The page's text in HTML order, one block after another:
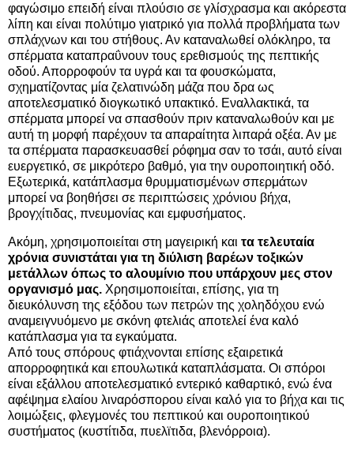
φαγώσιμο επειδή είναι πλούσιο σε γλίσχρασμα και ακόρεστα
λίπη και είναι πολύτιμο γιατρικό για πολλά προβλήματα των
σπλάχνων και του στήθους. Αν καταναλωθεί ολόκληρο, τα
σπέρματα καταπραΰνουν τους ερεθισμούς της πεπτικής
οδού. Απορροφούν τα υγρά και τα φουσκώματα,
σχηματίζοντας μία ζελατινώδη μάζα που δρα ως
αποτελεσματικό διογκωτικό υπακτικό. Εναλλακτικά, τα
σπέρματα μπορεί να σπασθούν πριν καταναλωθούν και με
αυτή τη μορφή παρέχουν τα απαραίτητα λιπαρά οξέα. Αν με
τα σπέρματα παρασκευασθεί ρόφημα σαν το τσάι, αυτό είναι
ευεργετικό, σε μικρότερο βαθμό, για την ουροποιητική οδό.
Εξωτερικά, κατάπλασμα θρυμματισμένων σπερμάτων
μπορεί να βοηθήσει σε περιπτώσεις χρόνιου βήχα,
βρογχίτιδας, πνευμονίας και εμφυσήματος.
Ακόμη, χρησιμοποιείται στη μαγειρική και τα τελευταία
χρόνια συνιστάται για τη διύλιση βαρέων τοξικών
μετάλλων όπως το αλουμίνιο που υπάρχουν μες στον
οργανισμό μας. Χρησιμοποιείται, επίσης, για τη
διευκόλυνση της εξόδου των πετρών της χοληδόχου ενώ
αναμειγνυόμενο με σκόνη φτελιάς αποτελεί ένα καλό
κατάπλασμα για τα εγκαύματα.
Από τους σπόρους φτιάχνονται επίσης εξαιρετικά
απορροφητικά και επουλωτικά καταπλάσματα. Οι σπόροι
είναι εξάλλου αποτελεσματικό εντερικό καθαρτικό, ενώ ένα
αφέψημα ελαίου λιναρόσπορου είναι καλό για το βήχα και τις
λοιμώξεις, φλεγμονές του πεπτικού και ουροποιητικού
συστήματος (κυστίτιδα, πυελϊτιδα, βλενόρροια).